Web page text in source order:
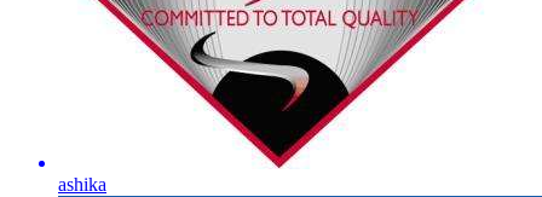
ashika